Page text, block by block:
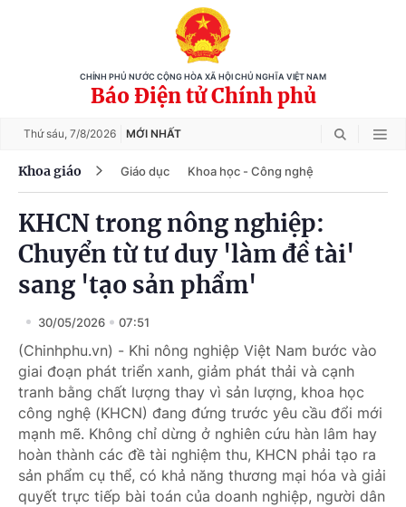
CHÍNH PHỦ NƯỚC CỘNG HÒA XÃ HỘI CHỦ NGHĨA VIỆT NAM
Báo Điện tử Chính phủ
Thứ sáu, 7/8/2026 MỚI NHẤT
Khoa giáo Giáo dục Khoa học - Công nghệ
KHCN trong nông nghiệp:
Chuyển từ tư duy 'làm đề tài'
sang 'tạo sản phẩm'
30/05/2026 07:51
(Chinhphu.vn) - Khi nông nghiệp Việt Nam bước vào
giai đoạn phát triển xanh, giảm phát thải và cạnh
tranh bằng chất lượng thay vì sản lượng, khoa học
công nghệ (KHCN) đang đứng trước yêu cầu đổi mới
mạnh mẽ. Không chỉ dừng ở nghiên cứu hàn lâm hay
hoàn thành các đề tài nghiệm thu, KHCN phải tạo ra
sản phẩm cụ thể, có khả năng thương mại hóa và giải
quyết trực tiếp bài toán của doanh nghiệp, người dân